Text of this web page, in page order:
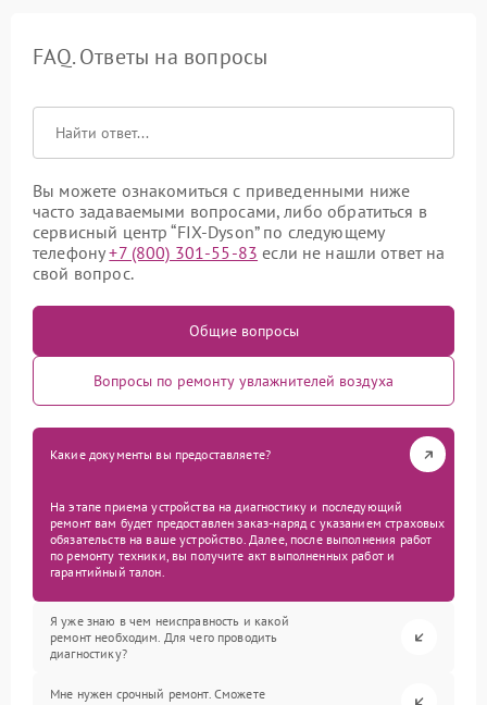
FAQ. Ответы на вопросы
Вы можете ознакомиться с приведенными ниже
часто задаваемыми вопросами, либо обратиться в
сервисный центр “FIX-Dyson” по следующему
телефону+7 (800) 301-55-83 если не нашли ответ на
свой вопрос.
Общие вопросы
Вопросы по ремонту увлажнителей воздуха
Какие документы вы предоставляете?
На этапе приема устройства на диагностику и последующий
ремонт вам будет предоставлен заказ-наряд с указанием страховых
обязательств на ваше устройство. Далее, после выполнения работ
по ремонту техники, вы получите акт выполненных работ и
гарантийный талон.
Я уже знаю в чем неисправность и какой
ремонт необходим. Для чего проводить
диагностику?
Мне нужен срочный ремонт. Сможете